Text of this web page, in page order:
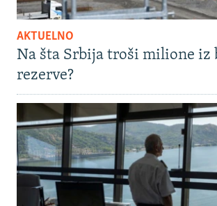
AKTUELNO
Na šta Srbija troši milione iz
rezerve?